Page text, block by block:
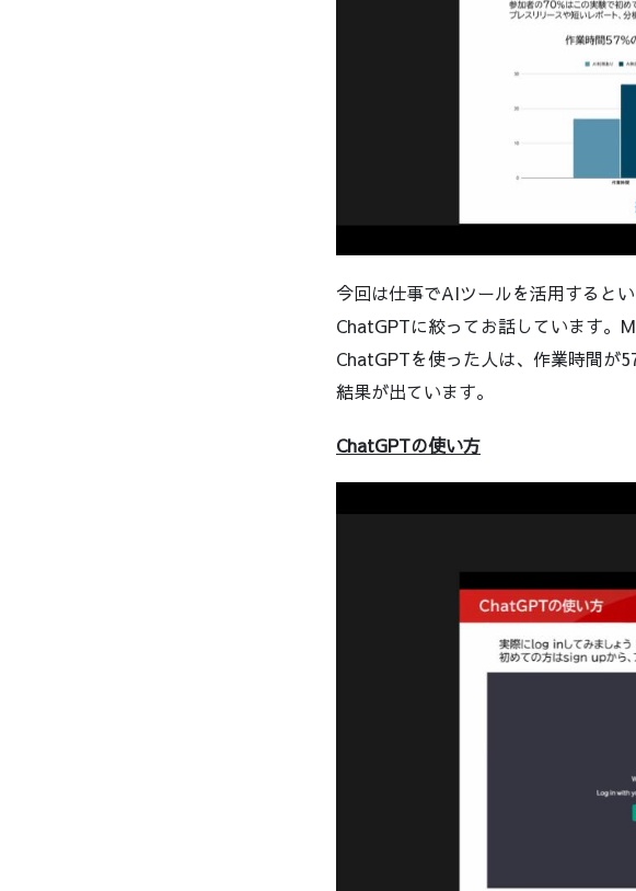
今回は仕事でAIツールを活用すると
ChatGPTに絞ってお話しています。
ChatGPTを使った人は、作業時間が
結果が出ています。
ChatGPTの使い方